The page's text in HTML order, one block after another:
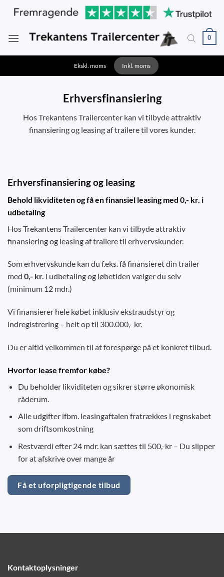
Fortsæt
0
Ekskl. moms Inkl. moms
Erhversfinansiering
Hos Trekantens Trailercenter kan vi tilbyde attraktiv
finansiering og leasing af trailere til vores kunder.
Erhversfinansiering og leasing
Behold likviditeten og få en finansiel leasing med 0,- kr. i
udbetaling
Hos Trekantens Trailercenter kan vi tilbyde attraktiv
finansiering og leasing af trailere til erhvervskunder.
Som erhvervskunde kan du f.eks. få finansieret din trailer
med 0,- kr. i udbetaling og løbetiden vælger du selv
(minimum 12 mdr.)
Vi finansierer hele købet inklusiv ekstraudstyr og
indregistrering – helt op til 300.000,- kr.
Du er altid velkommen til at forespørge på et konkret tilbud.
Hvorfor lease fremfor købe?
Du beholder likviditeten og sikrer større økonomisk
råderum.
Alle udgifter ifbm. leasingaftalen fratrækkes i regnskabet
som driftsomkostning
Restværdi efter 24 mdr. kan sættes til 500,-kr – Du slipper
for at afskrive over mange år
Få et uforpligtigende tilbud
Kontaktoplysninger